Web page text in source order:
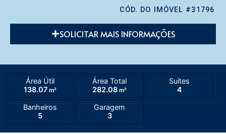
CÓD. DO IMÓVEL #31796
SOLICITAR MAIS INFORMAÇÕES
Área Útil
138.07m²
Área Total
282.08 m²
Suítes
4
Banheiros
5
Garagem
3